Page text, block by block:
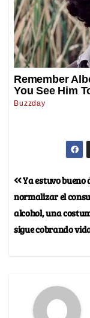
Ya estuvo bueno
normalizar el
alcohol, una
sigue cobrando